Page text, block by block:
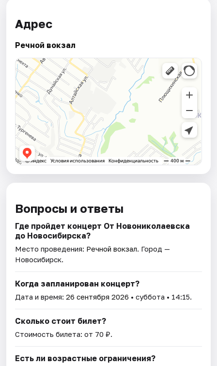
Адрес
Речной вокзал
Вопросы и ответы
Где пройдет концерт От Новониколаевска
до Новосибирска?
Место проведения: Речной вокзал. Город —
Новосибирск.
Когда запланирован концерт?
Дата и время:26 сентября 2026 • суббота • 14:15.
Сколько стоит билет?
Стоимость билета: от 70 ₽.
Есть ли возрастные ограничения?